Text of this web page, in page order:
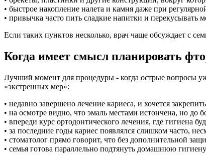
• быстрое накопление налета и камня даже при
• привычка часто пить сладкие напитки и
Если таких пунктов несколько, врач чаще обсуждает с
Когда имеет смысл планировать
Лучший момент для процедуры - когда острые вопросы
«экстренных мер»:
• недавно завершено лечение кариеса, и хочется закрепить
• на осмотре видно, что эмаль местами истончена, но
• впереди курс ортодонтического лечения, где гигиена
• за последние годы кариес появлялся слишком часто,
• стоматолог прямо говорит, что без дополнительной
• семья готова параллельно подтянуть домашнюю